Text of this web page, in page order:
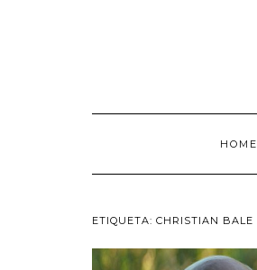
HOME
ETIQUETA: CHRISTIAN BALE